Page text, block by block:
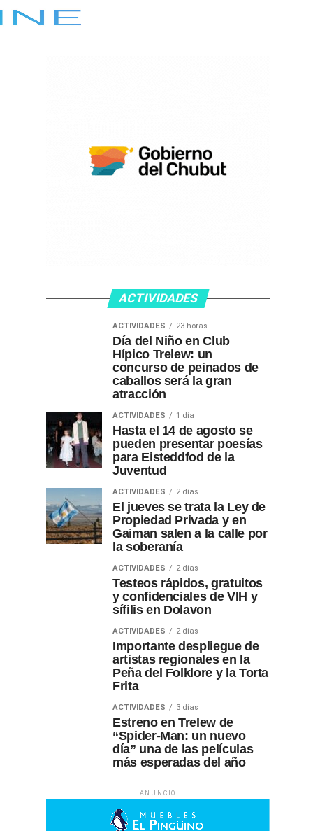
ACTIVIDADES
ACTIVIDADES 23 horas
Día del Niño en Club
Hípico Trelew: un
concurso de peinados de
caballos será la gran
atracción
ACTIVIDADES 1 día
Hasta el 14 de agosto se
pueden presentar poesías
para Eisteddfod de la
Juventud
ACTIVIDADES 2 días
El jueves se trata la Ley de
Propiedad Privada y en
Gaiman salen a la calle por
la soberanía
ACTIVIDADES 2 días
Testeos rápidos, gratuitos
y confidenciales de VIH y
sífilis en Dolavon
ACTIVIDADES 2 días
Importante despliegue de
artistas regionales en la
Peña del Folklore y la Torta
Frita
ACTIVIDADES 3 días
Estreno en Trelew de
“Spider-Man: un nuevo
día” una de las películas
más esperadas del año
ANUNCIO